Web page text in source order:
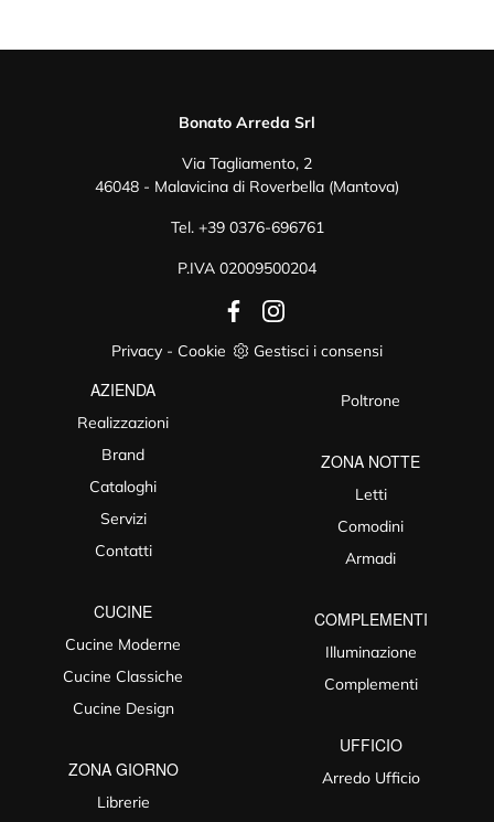
Bonato Arreda Srl
Via Tagliamento, 2
46048 - Malavicina di Roverbella (Mantova)
Tel. +39 0376-696761
P.IVA 02009500204
Privacy - Cookie Gestisci i consensi
AZIENDA
Realizzazioni
Brand
Cataloghi
Servizi
Contatti
CUCINE
Cucine Moderne
Cucine Classiche
Cucine Design
ZONA GIORNO
Librerie
Poltrone
ZONA NOTTE
Letti
Comodini
Armadi
COMPLEMENTI
Illuminazione
Complementi
UFFICIO
Arredo Ufficio